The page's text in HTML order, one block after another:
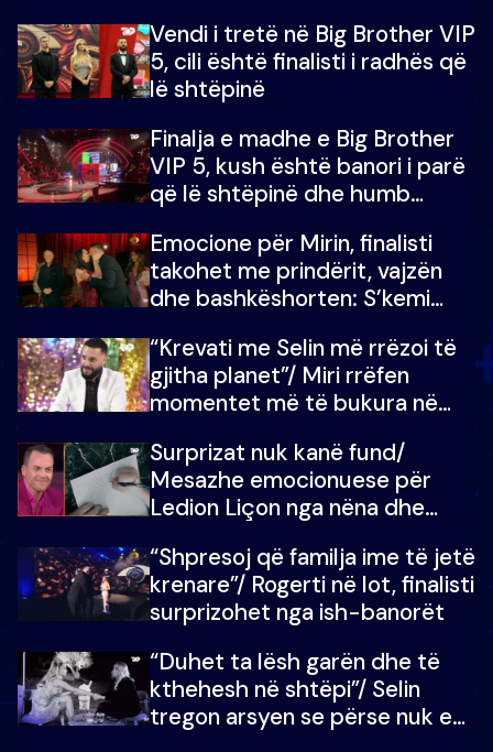
Vendi i tretë në Big Brother VIP
5, cili është finalisti i radhës që
lë shtëpinë
Finalja e madhe e Big Brother
VIP 5, kush është banori i parë
që lë shtëpinë dhe humb
çmimin e madh
Emocione për Mirin, finalisti
takohet me prindërit, vajzën
dhe bashkëshorten: S’kemi
“Krevati me Selin më rrëzoi të
gjitha planet”/ Miri rrëfen
momentet më të bukura në
mungojë zilja e mëngjesit kur…
Surprizat nuk kanë fund/
Mesazhe emocionuese për
Ledion Liçon nga nëna dhe
mban dot lotët: Nuk meritoj…
“Shpresoj që familja ime të jetë
krenare”/ Rogerti në lot, finalisti
surprizohet nga ish-banorët
“Duhet ta lësh garën dhe të
kthehesh në shtëpi”/ Selin
tregon arsyen se përse nuk e